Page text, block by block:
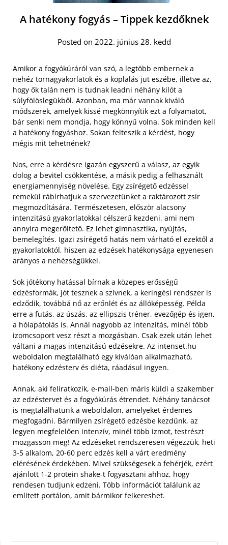
A hatékony fogyás – Tippek kezdőknek
Posted on 2022. június 28. kedd
Amikor a fogyókúráról van szó, a legtöbb embernek a
nehéz tornagyakorlatok és a koplalás jut eszébe, illetve az,
hogy ők talán nem is tudnak leadni néhány kilót a
súlyfölöslegükből. Azonban, ma már vannak kiváló
módszerek, amelyek kissé megkönnyítik ezt a folyamatot,
bár senki nem mondja, hogy könnyű volna. Sok minden kell
a hatékony fogyáshoz. Sokan felteszik a kérdést, hogy
mégis mit tehetnének?
Nos, erre a kérdésre igazán egyszerű a válasz, az egyik
dolog a bevitel csökkentése, a másik pedig a felhasznált
energiamennyiség növelése. Egy zsírégető edzéssel
remekül rábírhatjuk a szervezetünket a raktározott zsír
megmozdítására. Természetesen, először alacsony
intenzitású gyakorlatokkal célszerű kezdeni, ami nem
annyira megerőltető. Ez lehet gimnasztika, nyújtás,
bemelegítés. Igazi zsírégető hatás nem várható el ezektől a
gyakorlatoktól, hiszen az edzések hatékonysága egyenesen
arányos a nehézségükkel.
Sok jótékony hatással bírnak a közepes erősségű
edzésformák, jót tesznek a szívnek, a keringési rendszer is
edződik, továbbá nő az erőnlét és az állóképesség. Példa
erre a futás, az úszás, az ellipszis tréner, evezőgép és igen,
a hólapátolás is. Annál nagyobb az intenzitás, minél több
izomcsoport vesz részt a mozgásban. Csak ezek után lehet
váltani a magas intenzitású edzésekre. Az intenset.hu
weboldalon megtalálható egy kiválóan alkalmazható,
hatékony edzésterv és diéta, ráadásul ingyen.
Annak, aki feliratkozik, e-mail-ben máris küldi a szakember
az edzéstervet és a fogyókúrás étrendet. Néhány tanácsot
is megtalálhatunk a weboldalon, amelyeket érdemes
megfogadni. Bármilyen zsírégető edzésbe kezdünk, az
legyen megfelelően intenzív, minél több izmot, testrészt
mozgasson meg! Az edzéseket rendszeresen végezzük, heti
3-5 alkalom, 20-60 perc edzés kell a várt eredmény
elérésének érdekében. Mivel szükségesek a fehérjék, ezért
ajánlott 1-2 protein shake-t fogyasztani ahhoz, hogy
rendesen tudjunk edzeni. Több információt találunk az
említett portálon, amit bármikor felkereshet.